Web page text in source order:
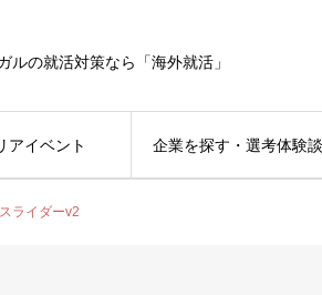
ルの就活対策なら「海外就活」
アイベント 企業を探す・選考体験談
ライダーv2